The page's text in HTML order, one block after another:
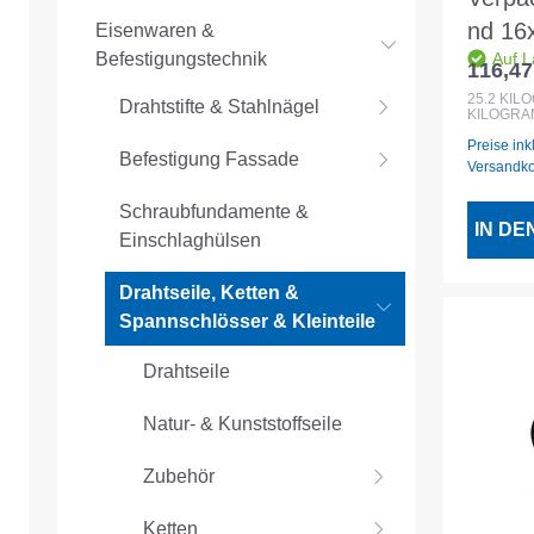
Eisenwaren &
Befestigungstechnik
Drahtstifte & Stahlnägel
Befestigung Fassade
Schraubfundamente &
Einschlaghülsen
Drahtseile, Ketten &
Spannschlösser & Kleinteile
Drahtseile
Natur- & Kunststoffseile
Zubehör
Ketten
nd
Auf
25.2
Preise
IN